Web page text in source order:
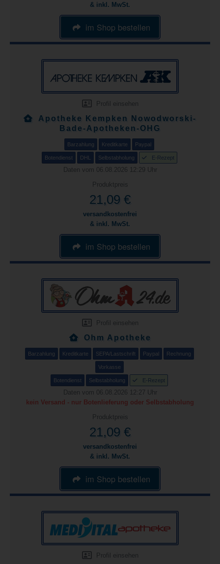
& inkl. MwSt.
im Shop bestellen
Profil einsehen
Apotheke Kempken Nowodworski-
Bade-Apotheken-OHG
Barzahlung Kreditkarte Paypal
Botendienst DHL Selbstabholung E-Rezept
Daten vom 06.08.2026 12:29 Uhr
Produktpreis
21,09 €
versandkostenfrei
& inkl. MwSt.
im Shop bestellen
Profil einsehen
Ohm Apotheke
Barzahlung Kreditkarte SEPA/Lastschrift Paypal Rechnung
Vorkasse
Botendienst Selbstabholung E-Rezept
Daten vom 06.08.2026 12:27 Uhr
kein Versand - nur Botenlieferung oder Selbstabholung
Produktpreis
21,09 €
versandkostenfrei
& inkl. MwSt.
im Shop bestellen
Profil einsehen